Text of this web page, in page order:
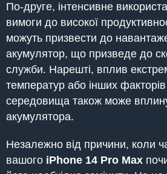
По-друге, інтенсивне
вимоги до високої
можуть призвести до
акумулятор, що призведе до
служби. Нарешті, вплив
температур або інших
середовища також може
акумулятора.
Незалежно від причини, коли
вашого iPhone 14 Pro Max